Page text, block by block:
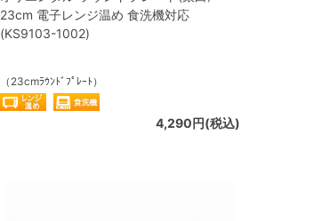
23cm 電子レンジ温め 食洗機対応
(KS9103-1002)
（23cmﾗｳﾝﾄﾞﾌﾟﾚｰﾄ）
4,290円(税込)